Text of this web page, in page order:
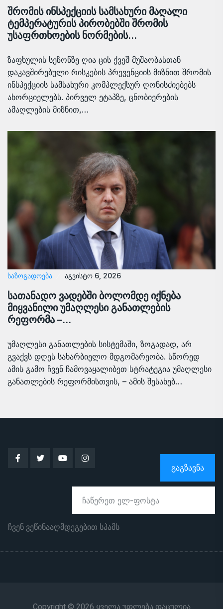
შრომის ინსპექციის სამსახური მაღალი
ტემპერატურის პირობებში შრომის
უსაფრთხოების ნორმების…
ზაფხულის სეზონზე ღია ცის ქვეშ მუშაობასთან
დაკავშირებული რისკების პრევენციის მიზნით შრომის
ინსპექციის სამსახური კომპლექსურ ღონისძიებებს
ახორციელებს. პირველ ეტაპზე, ცნობიერების
ამაღლების მიზნით,…
ᲡᲐᲖᲝᲒᲐᲓᲝᲔᲑᲐ აგვისტო 6, 2026
სათანადო ვადებში ბოლომდე იქნება
მიყვანილი უმაღლესი განათლების
რეფორმა –…
უმაღლესი განათლების სისტემაში, ზოგადად, არ
გვაქვს დღეს სახარბიელო მდგომარეობა. სწორედ
ამის გამო ჩვენ ჩამოვაყალიბეთ სტრატეგია უმაღლესი
განათლების რეფორმისთვის, – ამის შესახებ…
ᲒᲐᲒᲖᲐᲕᲜᲐ
ჩვენ ვეწინააღმდეგებით სპამს